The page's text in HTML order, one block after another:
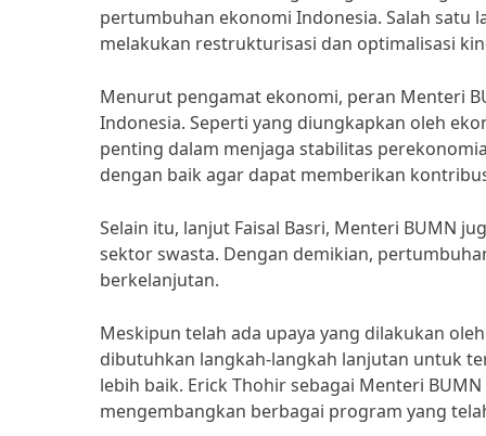
pertumbuhan ekonomi Indonesia. Salah satu
melakukan restrukturisasi dan optimalisasi
Menurut pengamat ekonomi, peran Menteri
Indonesia. Seperti yang diungkapkan oleh
penting dalam menjaga stabilitas
dengan baik agar dapat memberikan
Selain itu, lanjut Faisal Basri, Menteri BUMN
sektor swasta. Dengan demikian,
berkelanjutan.
Meskipun telah ada upaya yang dilakukan
dibutuhkan langkah-langkah lanjutan untuk
lebih baik. Erick Thohir sebagai Menteri
mengembangkan berbagai program yang